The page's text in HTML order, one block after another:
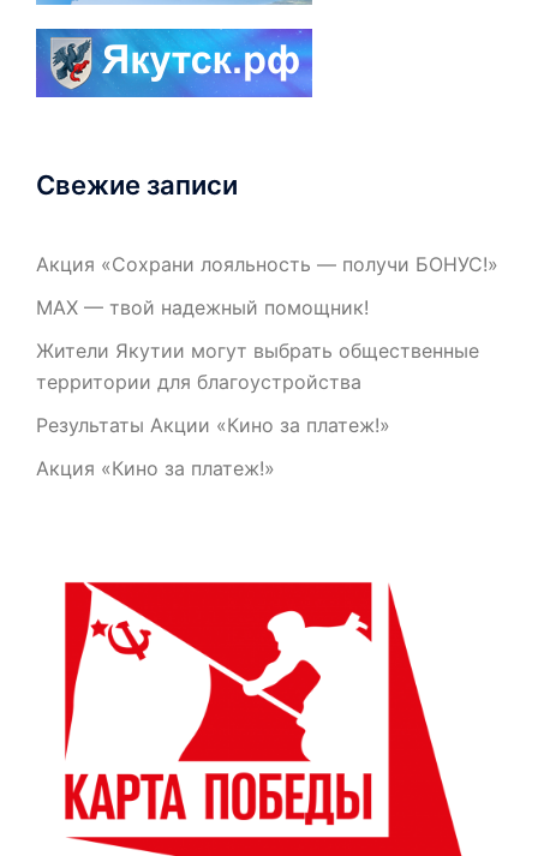
Свежие записи
Акция «Сохрани лояльность — получи БОНУС!»
МАХ — твой надежный помощник!
Жители Якутии могут выбрать общественные
территории для благоустройства
Результаты Акции «Кино за платеж!»
Акция «Кино за платеж!»